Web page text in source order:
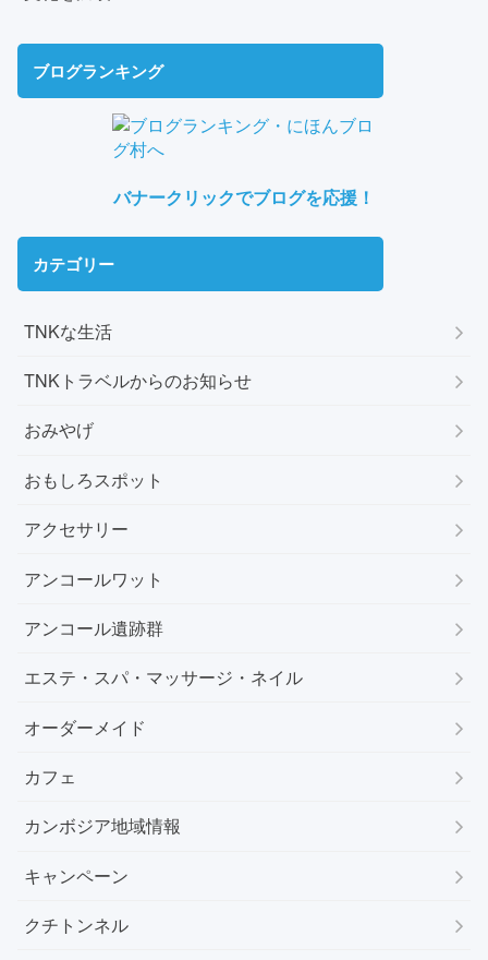
ブログランキング
バナークリックでブログを応援！
カテゴリー
TNKな生活
TNKトラベルからのお知らせ
おみやげ
おもしろスポット
アクセサリー
アンコールワット
アンコール遺跡群
エステ・スパ・マッサージ・ネイル
オーダーメイド
カフェ
カンボジア地域情報
キャンペーン
クチトンネル